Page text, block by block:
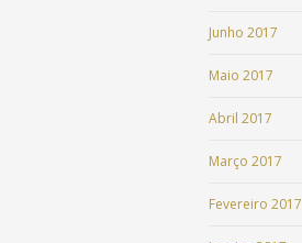
Junho 2017
Maio 2017
Abril 2017
Março 2017
Fevereiro 2017